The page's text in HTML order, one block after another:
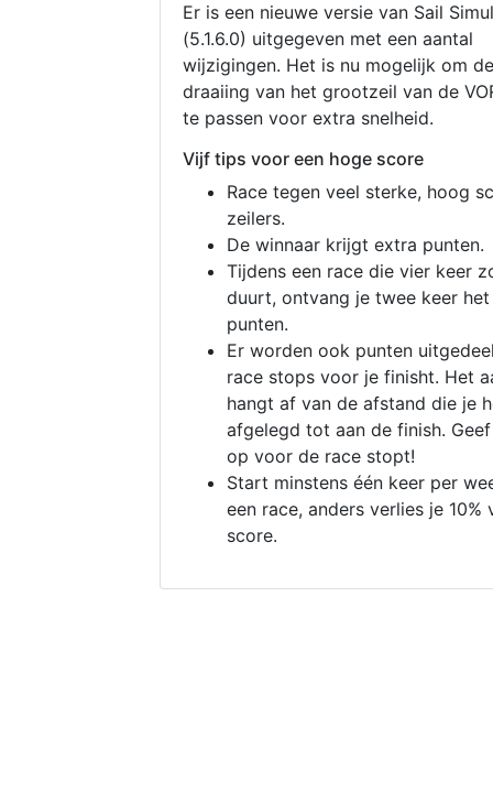
Er is een nieuwe versie van Sail
(5.1.6.0) uitgegeven met een aantal
wijzigingen. Het is nu mogelijk om de
draaiing van het grootzeil van de
te passen voor extra snelheid.
Vijf tips voor een hoge score
Race tegen veel sterke, hoog
zeilers.
De winnaar krijgt extra punten.
Tijdens een race die vier keer
duurt, ontvang je twee keer
punten.
Er worden ook punten
race stops voor je finisht. Het
hangt af van de afstand die je
afgelegd tot aan de finish.
op voor de race stopt!
Start minstens één keer per
een race, anders verlies je 10%
score.